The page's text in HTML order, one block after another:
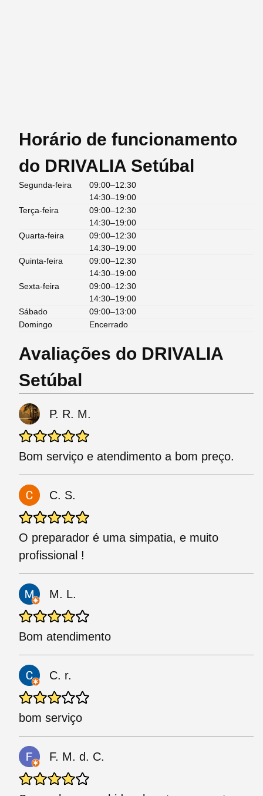
Horário de funcionamento
do DRIVALIA Setúbal
Segunda-feira
09:00–12:30
14:30–19:00
Terça-feira
09:00–12:30
14:30–19:00
Quarta-feira
09:00–12:30
14:30–19:00
Quinta-feira
09:00–12:30
14:30–19:00
Sexta-feira
09:00–12:30
14:30–19:00
Sábado
09:00–13:00
Domingo
Encerrado
Avaliações do DRIVALIA
Setúbal
P. R. M.
Bom serviço e atendimento a bom preço.
C. S.
O preparador é uma simpatia, e muito
profissional !
M. L.
Bom atendimento
C. r.
bom serviço
F. M. d. C.